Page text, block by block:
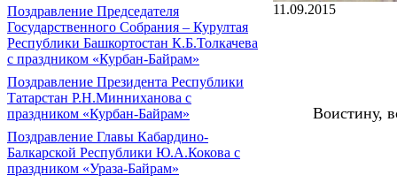
Поздравление Председателя
Государственного Собрания – Курултая
Республики Башкортостан К.Б.Толкачева
с праздником «Курбан-Байрам»
Поздравление Президента Республики
Татарстан Р.Н.Минниханова с
праздником «Курбан-Байрам»
Поздравление Главы Кабардино-
Балкарской Республики Ю.А.Кокова с
праздником «Ураза-Байрам»
11.09.2015
Воистину,